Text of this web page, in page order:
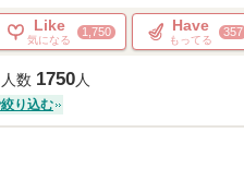
Like
気になる
1,750 Have
もってる
357
数 1750人
り込む